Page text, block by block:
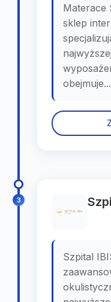
Materace
sklep
obejmuje...
3
Szpital